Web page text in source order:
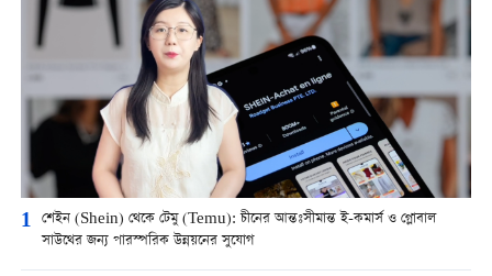
1 শেইন (Shein) থেকে টেমু (Temu): চীনের আন্তঃসীমান্ত ই-কমার্স ও গ্লোবাল
সাউথের জন্য পারস্পরিক উন্নয়নের সুযোগ